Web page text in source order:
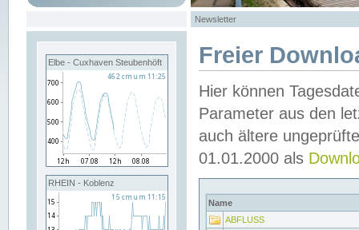
Newsletter
Elbe - Cuxhaven Steubenhöft
RHEIN - Koblenz
Freier
Hier können
Parameter aus den
auch ältere
01.01.2000 als
Name
ABFLUSS